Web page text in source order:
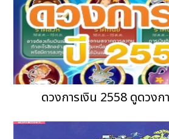
ดวงการเงิน 2558 ดูดวงก